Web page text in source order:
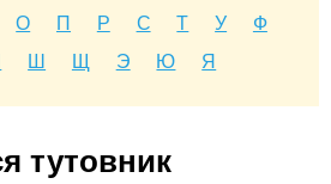
О П Р С Т У
Ф
Ш Щ Э Ю Я
тутовник